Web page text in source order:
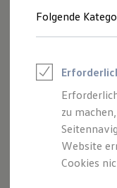
Junge
Leasing
Folgende
zu
Website
Cookies